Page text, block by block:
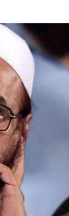
देखते रहियो…’,…
अमेरिका में अब पाकिस्तानियों
की ‘नो एंट्री’,…
भारत से हार के बाद पाकिस्तान
में भूचाल, होने वाली है मेजर…